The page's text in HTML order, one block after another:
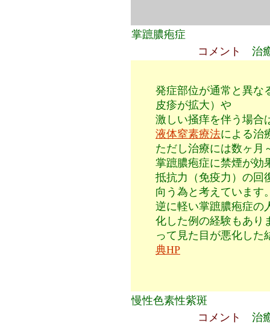
掌蹠膿疱症
コメント 治
発症部位が通常と異な
皮疹が拡大）や
激しい掻痒を伴う場合
液体窒素療法による治
ただし治療には数ヶ月
掌蹠膿疱症に禁煙が効
抵抗力（免疫力）の回
向う為と考えています
逆に軽い掌蹠膿疱症の
化した例の経験も
って見た目が悪化した
典HP
慢性色素性紫斑
コメント 治